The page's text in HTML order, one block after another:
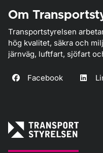
Om
Transportstyrelsen
hög kvalitet, säkra och
järnväg, luftfart, sjöfart
Facebook